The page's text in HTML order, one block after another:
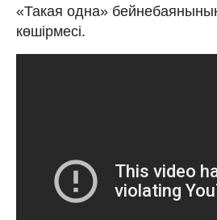
«Такая одна»
көшірмесі.